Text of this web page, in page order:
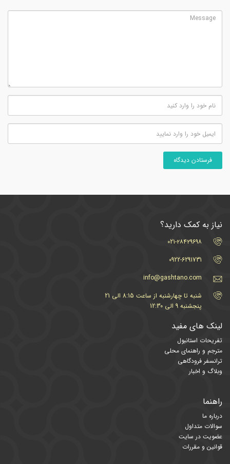
نیاز به کمک دارید؟
021-۲۸۴۲۹۶۹۸
0922-6291731
info@gashtano.com
شنبه تا چهارشنبه از ساعت 8:15 الی 21
پنجشنبه 9 الی 12:30
لینک های مفید
تفریحات استانبول
مترجم و راهنمای محلی
ترانسفر فرودگاهی
وبلاگ و اخبار
راهنما
درباره ما
سوالات متداول
عضویت در سایت
قوانین و مقررات